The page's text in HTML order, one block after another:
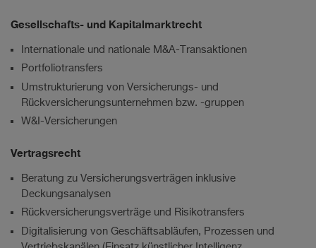
Gesellschafts- und Kapitalmarktrecht
Internationale und nationale M&A-Transaktionen
Portfoliotransfers
Umstrukturierung von Versicherungs- und
Rückversicherungsunternehmen bzw. -gruppen
W&I-Versicherungen
Vertragsrecht
Beratung zu Versicherungsverträgen inklusive
Deckungsanalysen
Rückversicherungsverträge und Risikotransfers
Digitalisierung von Geschäftsabläufen, Prozessen und